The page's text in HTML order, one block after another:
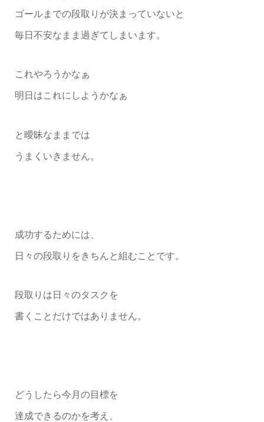
ゴールまでの段取りが決まっていないと
毎日不安なまま過ぎてしまいます。
これやろうかなぁ
明日はこれにしようかなぁ
と曖昧なままでは
うまくいきません。
成功するためには、
日々の段取りをきちんと組むことです。
段取りは日々のタスクを
書くことだけではありません。
どうしたら今月の目標を
達成できるのかを考え、